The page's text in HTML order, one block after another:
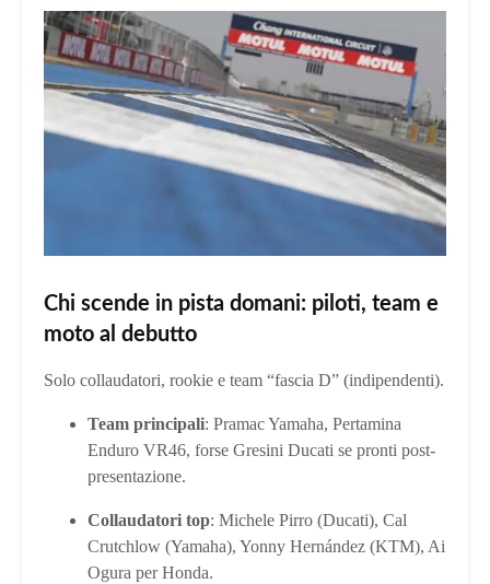
Chi scende in pista domani: piloti, team e
moto al debutto
Solo collaudatori, rookie e team “fascia D” (indipendenti).
Team principali: Pramac Yamaha, Pertamina
Enduro VR46, forse Gresini Ducati se pronti post-
presentazione.
Collaudatori top: Michele Pirro (Ducati), Cal
Crutchlow (Yamaha), Yonny Hernández (KTM), Ai
Ogura per Honda.